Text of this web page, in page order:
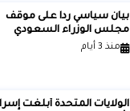
بيان سياسي رداً على موقف
مجلس الوزراء السعودي
منذ 3 أيام
الولايات المتحدة أبلغت